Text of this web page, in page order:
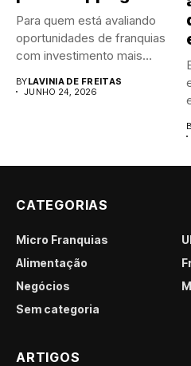
Para quem está avaliando
oportunidades de franquias
com investimento mais
BYLAVINIA DE FREITAS
JUNHO 24, 2026
CATEGORIAS
Micro Franquias
Alimentação
Negócios
Sem categoria
ARTIGOS